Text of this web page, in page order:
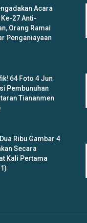
Acara
Ke-27 Anti-
Orang Ramai
Penganiayaan
64 Foto 4 Jun
Pembunuhan
Tiananmen
Ribu Gambar 4
Secara
Kali Pertama